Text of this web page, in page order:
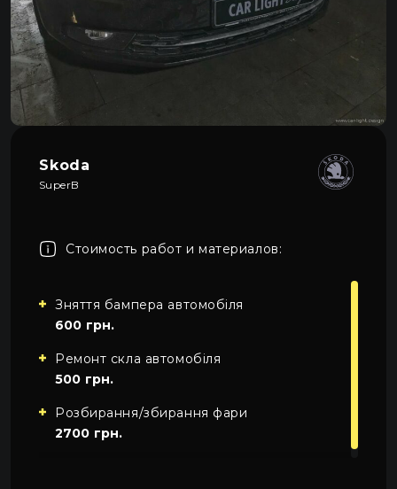
Про автосвет
Все категории
Контакты
Язык
UA
Skoda
SuperB
Стоимость работ и материалов:
Зняття бампера автомобіля
600 грн.
Ремонт скла автомобіля
500 грн.
Розбирання/збирання фари
2700 грн.